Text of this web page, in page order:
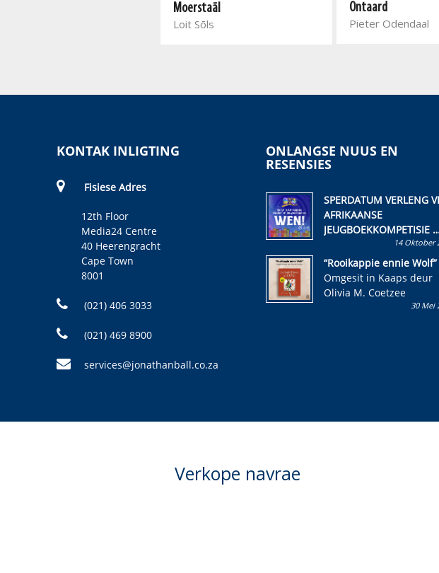
Moerstaāl
Loit Sōls
Ontaard
Pieter Odendaal
KONTAK INLIGTING
Fisiese Adres
12th Floor
Media24 Centre
40 Heerengracht
Cape Town
8001
(021) 406 3033
(021) 469 8900
services@jonathanball.co.za
ONLANGSE NUUS EN
RESENSIES
SPERDATUM VERLENG
AFRIKAANSE
JEUGBOEKKOMPETISIE
Skryf ’n jeugboek of
kinderboek en staan ’n
kans om R50 000 te wen!
14 Oktober
“Rooikappie ennie Wolf”
Omgesit in Kaaps deur
Olivia M. Coetzee
30 Mei
Verkope navrae